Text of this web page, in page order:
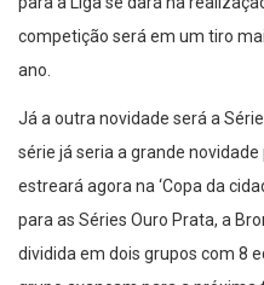
para a Liga se dará na
competição será em um tiro
ano.
Já a outra novidade será a
série já seria a grande
estreará agora na ‘Copa da
para as Séries Ouro Prata, a
dividida em dois grupos com 8